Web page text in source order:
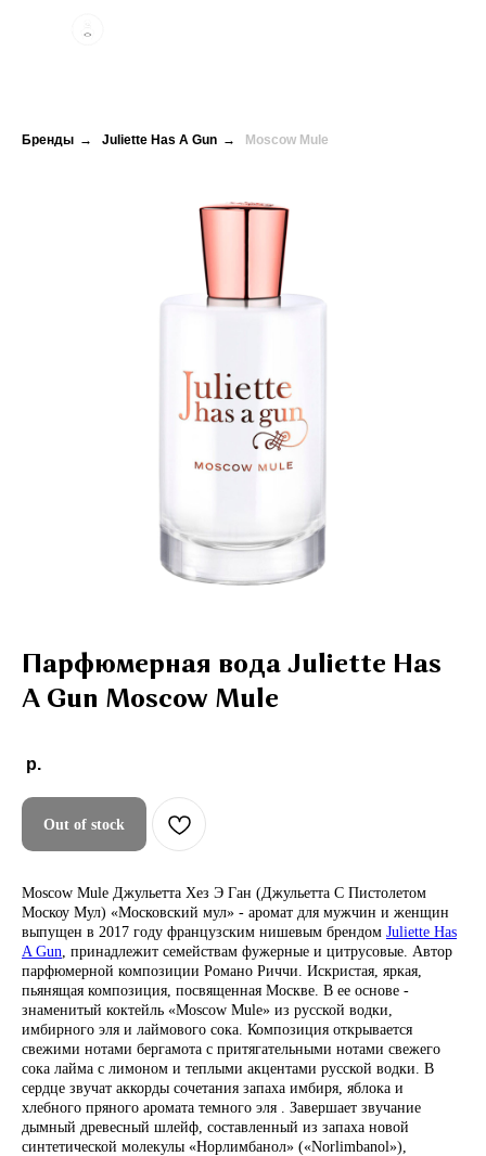
Бренды → Juliette Has A Gun → Moscow Mule
Парфюмерная вода Juliette Has
A Gun Moscow Mule
р.
Out of stock
Moscow Mule Джульетта Хез Э Ган (Джульетта С Пистолетом
Москоу Мул) «Московский мул» - аромат для мужчин и женщин
выпущен в 2017 году французским нишевым брендом Juliette Has
A Gun, принадлежит семействам фужерные и цитрусовые. Автор
парфюмерной композиции Романо Риччи. Искристая, яркая,
пьянящая композиция, посвященная Москве. В ее основе -
знаменитый коктейль «Moscow Mule» из русской водки,
имбирного эля и лаймового сока. Композиция открывается
свежими нотами бергамота с притягательными нотами свежего
сока лайма с лимоном и теплыми акцентами русской водки. В
сердце звучат аккорды сочетания запаха имбиря, яблока и
хлебного пряного аромата темного эля . Завершает звучание
дымный древесный шлейф, составленный из запаха новой
синтетической молекулы «Норлимбанол» («Norlimbanol»),